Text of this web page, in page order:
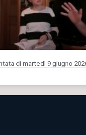
di martedì 9 giugno